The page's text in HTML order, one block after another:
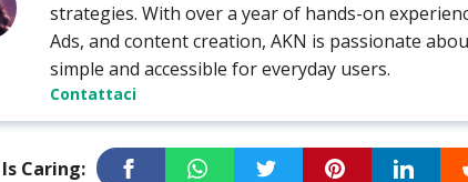
strategies. With over a year of hands-on
Ads, and content creation, AKN is passionate
simple and accessible for everyday users.
Contattaci
Caring: